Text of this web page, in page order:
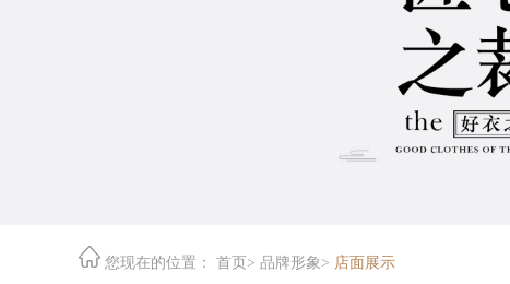
您现在的位置： 首页 > 品牌形象> 店面展示